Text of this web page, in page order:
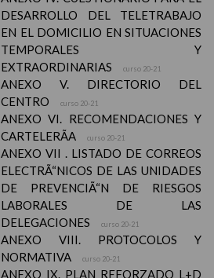
DESARROLLO DEL TELETRABAJO
EN EL DOMICILIO EN SITUACIONES
TEMPORALES Y
EXTRAORDINARIAS
curso 20-21
ANEXO V. DIRECTORIO DEL
CENTRO
curso 20-21
ANEXO VI. RECOMENDACIONES Y
CARTELERÃA
curso 20-21
ANEXO VII . LISTADO DE CORREOS
ELECTRÃ“NICOS DE LAS UNIDADES
DE PREVENCIÃ“N DE RIESGOS
LABORALES DE LAS
DELEGACIONES
curso 20-21
ANEXO VIII. PROTOCOLOS Y
NORMATIVA
curso 20-21
ANEXO IX. PLAN REFORZADO L+D